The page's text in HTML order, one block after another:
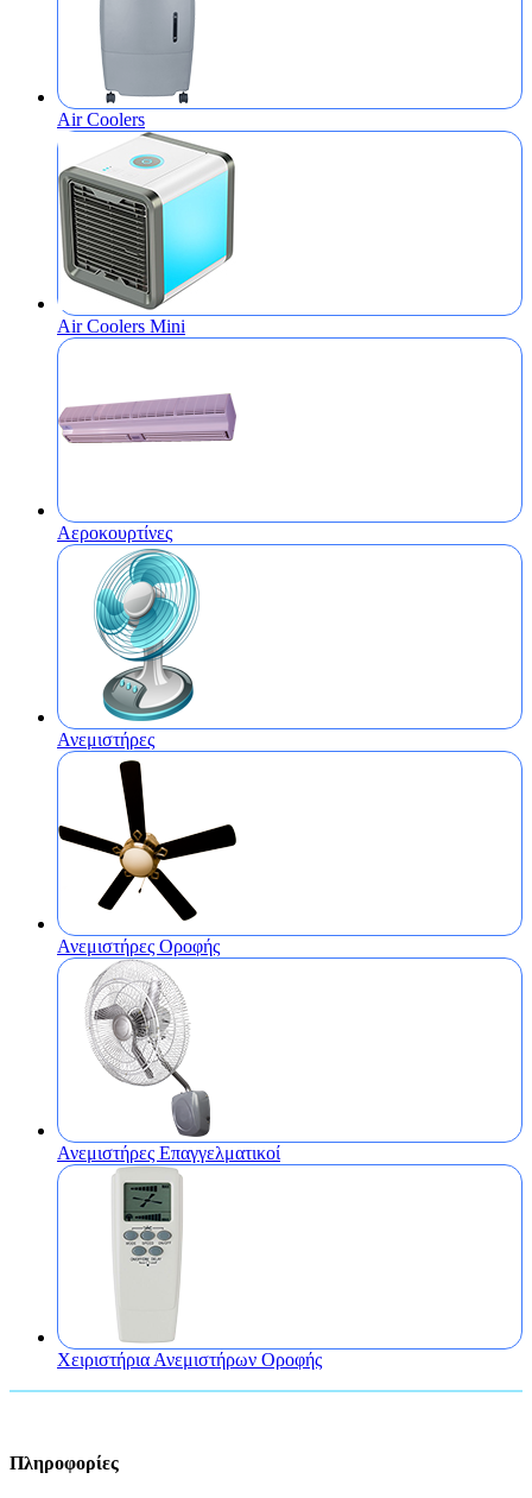
Air Coolers
Air Coolers Mini
Αεροκουρτίνες
Ανεμιστήρες
Ανεμιστήρες Οροφής
Ανεμιστήρες Επαγγελματικοί
Χειριστήρια Ανεμιστήρων Οροφής
Πληροφορίες